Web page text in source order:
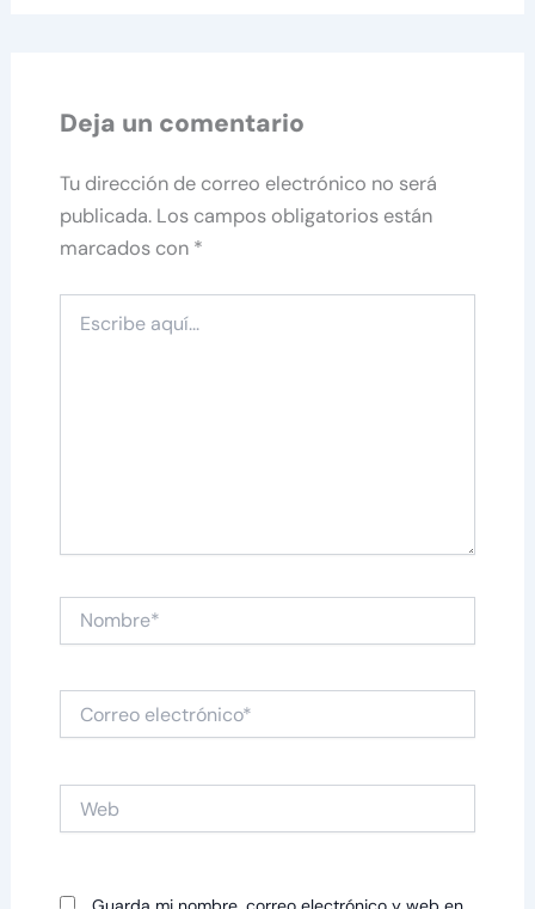
Deja un comentario
Tu dirección de correo electrónico no será
publicada. Los campos obligatorios están
marcados con *
aquí...
Nombre*
electrónico*